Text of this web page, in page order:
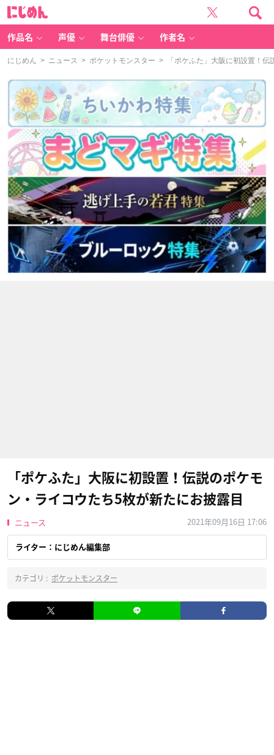
作品名 声優 舞台俳優 作者名
にじめん > ニュース > ポケットモンスター > 「ポケふた」大阪に初設置！伝
「ポケふた」大阪に初設置！伝説のポケモ
ン・ライコウたち5枚が新たにお披露目
ニュース 2021年09月16日 17:06
ライター：にじめん編集部
カテゴリ : ポケットモンスター